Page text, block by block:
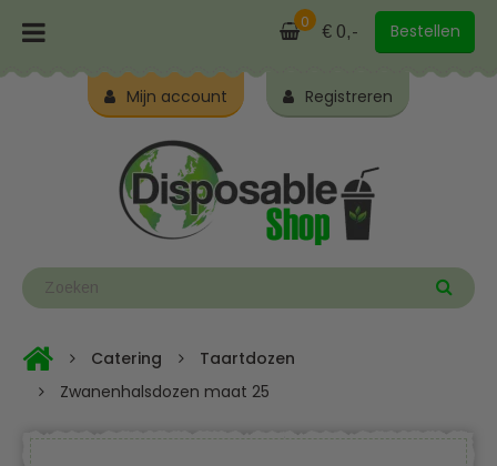
0 € 0,- Bestellen
Mijn account Registreren
Catering
Taartdozen
Zwanenhalsdozen maat 25